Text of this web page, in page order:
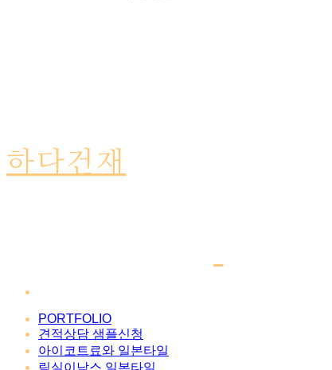
하다건재
PORTFOLIO
견적상담 샘플신청
아이코트료와 일본타일
릭실이낙스 일본타일